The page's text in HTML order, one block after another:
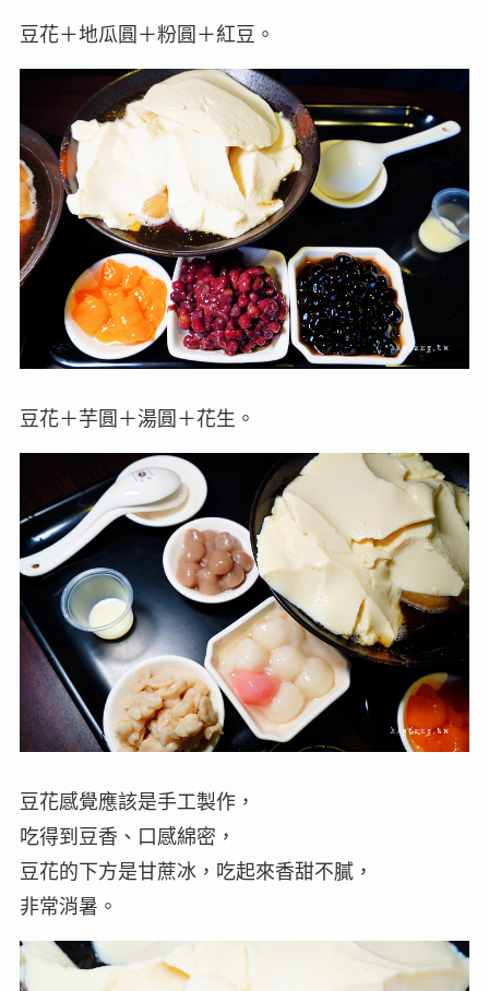
豆花＋地瓜圓＋粉圓＋紅豆。
豆花＋芋圓＋湯圓＋花生。
豆花感覺應該是手工製作，
吃得到豆香、口感綿密，
豆花的下方是甘蔗冰，吃起來香甜不膩，
非常消暑。